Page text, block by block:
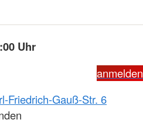
Uhr
anmelden
Friedrich-Gauß-Str. 6